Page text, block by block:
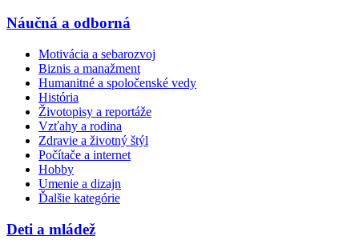
Náučná a odborná
Motivácia a sebarozvoj
Biznis a manažment
Humanitné a spoločenské vedy
História
Životopisy a reportáže
Vzťahy a rodina
Zdravie a životný štýl
Počítače a internet
Hobby
Umenie a dizajn
Ďalšie kategórie
Deti a mládež